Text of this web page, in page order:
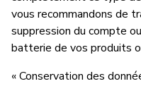
vous recommandons de
suppression du compte
batterie de vos produits
« Conservation des